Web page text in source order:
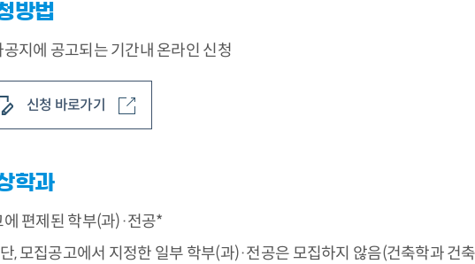
방법
공지에 공고되는 기간내 온라인 신청
신청 바로가기
학과
에 편제된 학부(과)·전공*
단, 모집공고에서 지정한 일부 학부(과)·전공은 모집하지 않음(건축학과 건